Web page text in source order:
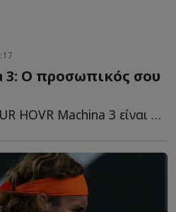
3: O προσωπικός σου
Το νέο UNDER ARMOUR HOVR Machina 3 είναι ένα καινοτόμο παπούτσι γ...